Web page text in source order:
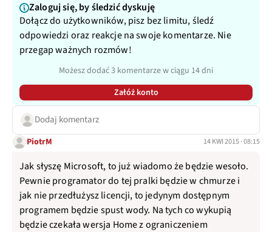
Zaloguj się, by śledzić dyskuję
Dołącz do użytkowników, pisz bez limitu, śledź
odpowiedzi oraz reakcje na swoje komentarze. Nie
przegap ważnych rozmów!
Możesz dodać 3 komentarze w ciągu 14 dni
Załóż konto
Dodaj komentarz
PiotrM 14 KWI 2015 · 08:15
Jak słyszę Microsoft, to już wiadomo że będzie wesoło.
Pewnie programator do tej pralki będzie w chmurze i
jak nie przedłużysz licencji, to jedynym dostępnym
programem będzie spust wody. Na tych co wykupią
będzie czekała wersja Home z ograniczeniem